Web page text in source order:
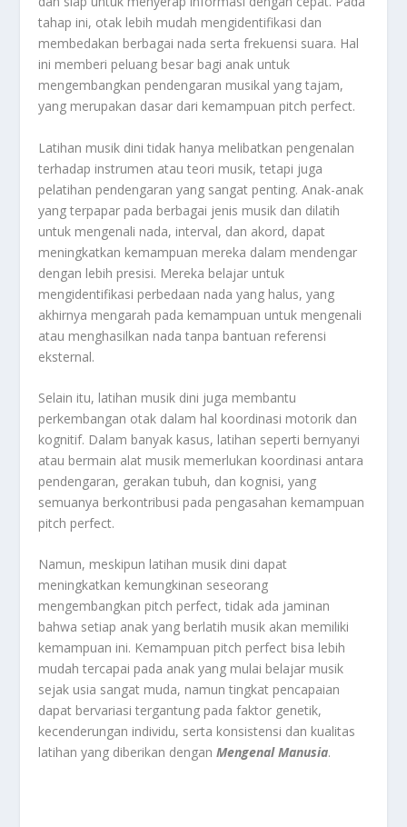
tahap ini, otak lebih mudah mengidentifikasi dan
membedakan berbagai nada serta frekuensi suara. Hal
ini memberi peluang besar bagi anak untuk
mengembangkan pendengaran musikal yang tajam,
yang merupakan dasar dari kemampuan pitch perfect.
Latihan musik dini tidak hanya melibatkan pengenalan
terhadap instrumen atau teori musik, tetapi juga
pelatihan pendengaran yang sangat penting. Anak-anak
yang terpapar pada berbagai jenis musik dan dilatih
untuk mengenali nada, interval, dan akord, dapat
meningkatkan kemampuan mereka dalam mendengar
dengan lebih presisi. Mereka belajar untuk
mengidentifikasi perbedaan nada yang halus, yang
akhirnya mengarah pada kemampuan untuk mengenali
atau menghasilkan nada tanpa bantuan referensi
eksternal.
Selain itu, latihan musik dini juga membantu
perkembangan otak dalam hal koordinasi motorik dan
kognitif. Dalam banyak kasus, latihan seperti bernyanyi
atau bermain alat musik memerlukan koordinasi antara
pendengaran, gerakan tubuh, dan kognisi, yang
semuanya berkontribusi pada pengasahan kemampuan
pitch perfect.
Namun, meskipun latihan musik dini dapat
meningkatkan kemungkinan seseorang
mengembangkan pitch perfect, tidak ada jaminan
bahwa setiap anak yang berlatih musik akan memiliki
kemampuan ini. Kemampuan pitch perfect bisa lebih
mudah tercapai pada anak yang mulai belajar musik
sejak usia sangat muda, namun tingkat pencapaian
dapat bervariasi tergantung pada faktor genetik,
kecenderungan individu, serta konsistensi dan kualitas
latihan yang diberikan denganMengenal Manusia.